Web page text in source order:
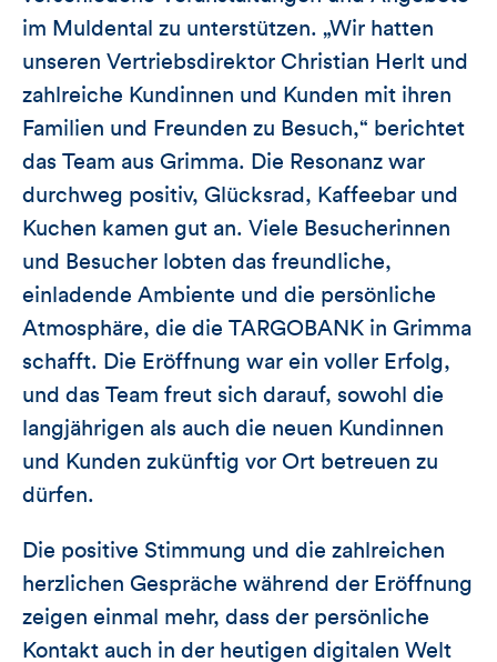
im Muldental zu unterstützen. „Wir hatten
unseren Vertriebsdirektor Christian Herlt und
zahlreiche Kundinnen und Kunden mit ihren
Familien und Freunden zu Besuch,“ berichtet
das Team aus Grimma. Die Resonanz war
durchweg positiv, Glücksrad, Kaffeebar und
Kuchen kamen gut an. Viele Besucherinnen
und Besucher lobten das freundliche,
einladende Ambiente und die persönliche
Atmosphäre, die die TARGOBANK in Grimma
schafft. Die Eröffnung war ein voller Erfolg,
und das Team freut sich darauf, sowohl die
langjährigen als auch die neuen Kundinnen
und Kunden zukünftig vor Ort betreuen zu
dürfen.
Die positive Stimmung und die zahlreichen
herzlichen Gespräche während der Eröffnung
zeigen einmal mehr, dass der persönliche
Kontakt auch in der heutigen digitalen Welt